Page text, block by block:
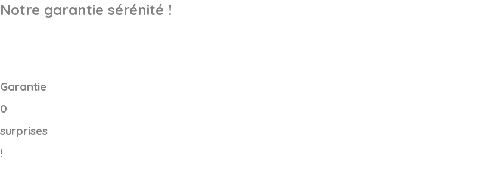
Notre garantie sérénité !
Garantie
0
surprises
!